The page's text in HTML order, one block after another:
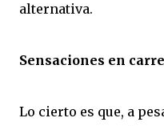
alternativa.
Sensaciones en
Lo cierto es que, a